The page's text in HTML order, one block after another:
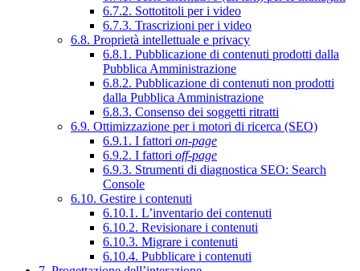
6.7.2. Sottotitoli per i video
6.7.3. Trascrizioni per i video
6.8. Proprietà intellettuale e privacy
6.8.1. Pubblicazione di contenuti prodotti dalla
Pubblica Amministrazione
6.8.2. Pubblicazione di contenuti non prodotti
dalla Pubblica Amministrazione
6.8.3. Consenso dei soggetti ritratti
6.9. Ottimizzazione per i motori di ricerca (SEO)
6.9.1. I fattori on-page
6.9.2. I fattori off-page
6.9.3. Strumenti di diagnostica SEO: Search
Console
6.10. Gestire i contenuti
6.10.1. L’inventario dei contenuti
6.10.2. Revisionare i contenuti
6.10.3. Migrare i contenuti
6.10.4. Pubblicare i contenuti